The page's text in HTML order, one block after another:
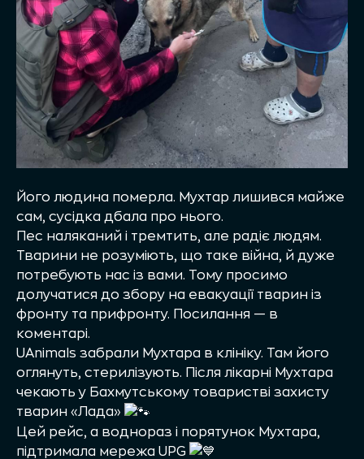
Його людина померла. Мухтар лишився майже
сам, сусідка дбала про нього.
Пес наляканий і тремтить, але радіє людям.
Тварини не розуміють, що таке війна, й дуже
потребують нас із вами. Тому просимо
долучатися до збору на евакуації тварин із
фронту та прифронту. Посилання — в
коментарі.
UAnimals забрали Мухтара в клініку. Там його
оглянуть, стерилізують. Після лікарні Мухтара
чекають у Бахмутському товаристві захисту
тварин «Лада»
Цей рейс, а воднораз і порятунок Мухтара,
підтримала мережа UPG